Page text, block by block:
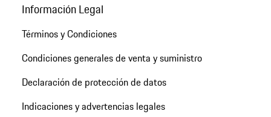
Información Legal
Términos y Condiciones
Condiciones generales de venta y suministro
Declaración de protección de datos
Indicaciones y advertencias legales